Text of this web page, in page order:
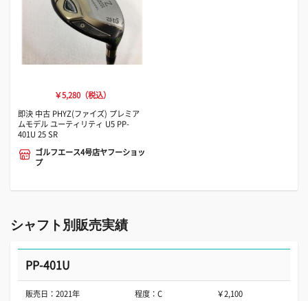
￥5,280（税込）
即決 中古 PHYZ(ファイズ) プレミア
ムモデル ユーティリティ U5 PP-
401U 25 SR
ゴルフエース4号店ヤフーショッ
プ
シャフト別販売実績
PP-401U
販売日：2021年 程度：C ￥2,100